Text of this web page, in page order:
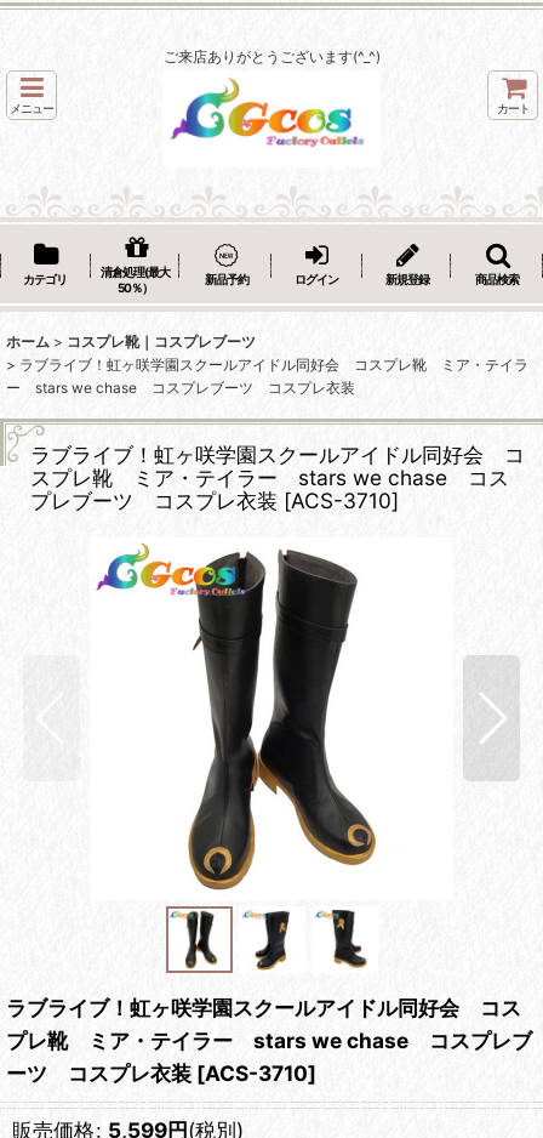
ご来店ありがとうございます(^_^)
メニュー カート
カテゴリ
清倉処理(最大
50％）
新品予約 ログイン 新規登録 商品検索
ホーム > コスプレ靴｜コスプレブーツ
> ラブライブ！虹ヶ咲学園スクールアイドル同好会 コスプレ靴 ミア・テイラ
ー stars we chase コスプレブーツ コスプレ衣装
ラブライブ！虹ヶ咲学園スクールアイドル同好会 コ
スプレ靴 ミア・テイラー stars we chase コス
プレブーツ コスプレ衣装 [ACS-3710]
ラブライブ！虹ヶ咲学園スクールアイドル同好会 コス
プレ靴 ミア・テイラー stars we chase コスプレブ
ーツ コスプレ衣装 [ACS-3710]
販売価格: 5,599円(税別)